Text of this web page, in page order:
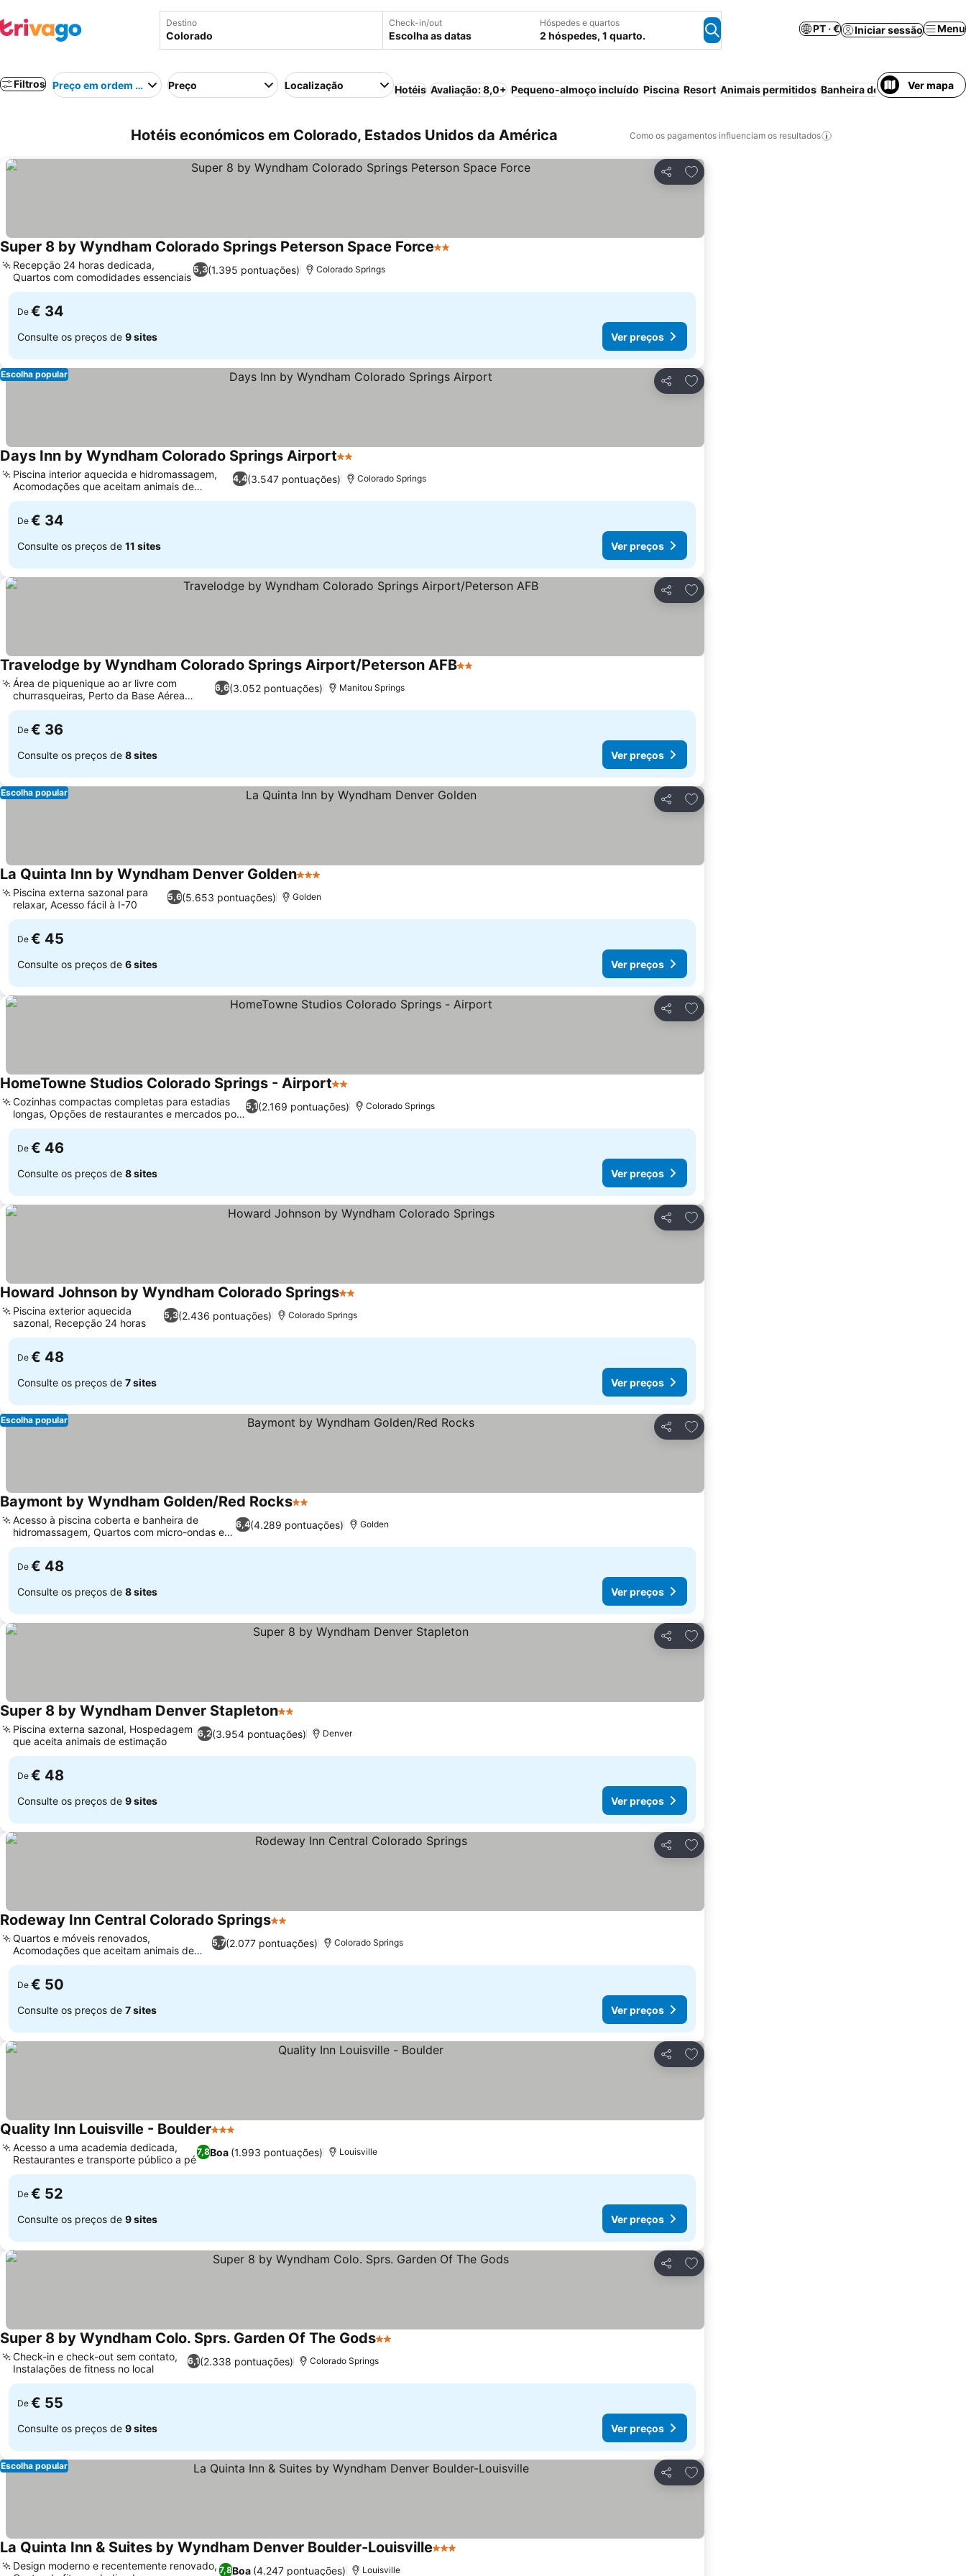
Destino Check-in/out
Escolha as datas
Hóspedes e quartos
2 hóspedes, 1 quarto.
PT · € Iniciar sessão Menu
Filtros Preço em ordem crescentePreço Localização Hotéis Avaliação: 8,0+ Pequeno-almoço incluído Piscina Resort Animais permitidos Banheira de hidromassagem
Ver mapa
Hotéis económicos em Colorado, Estados Unidos da América Como os pagamentos influenciam os resultados
Partilhar
Adicionar aos favoritos
Super 8 by Wyndham Colorado Springs Peterson Space Force2 Estrelas
5,3(1.395 pontuações)
Recepção 24 horas dedicada,
Quartos com comodidades essenciais
Colorado Springs
De € 34
Consulte os preços de 9 sites Ver preços
Partilhar
Adicionar aos favoritos
Escolha popular
Days Inn by Wyndham Colorado Springs Airport2 Estrelas
4,4(3.547 pontuações)
Piscina interior aquecida e hidromassagem,
Acomodações que aceitam animais de
estimação
Colorado Springs
De € 34
Consulte os preços de 11 sites Ver preços
Partilhar
Adicionar aos favoritos
Travelodge by Wyndham Colorado Springs Airport/Peterson AFB2 Estrelas
6,6(3.052 pontuações)
Área de piquenique ao ar livre com
churrasqueiras, Perto da Base Aérea
Peterson
Manitou Springs
De € 36
Consulte os preços de 8 sites Ver preços
Partilhar
Adicionar aos favoritos
Escolha popular
La Quinta Inn by Wyndham Denver Golden3 Estrelas
5,6(5.653 pontuações)
Piscina externa sazonal para
relaxar, Acesso fácil à I-70
Golden
De € 45
Consulte os preços de 6 sites Ver preços
Partilhar
Adicionar aos favoritos
HomeTowne Studios Colorado Springs - Airport2 Estrelas
5,1(2.169 pontuações)
Cozinhas compactas completas para estadias
longas, Opções de restaurantes e mercados por
perto
Colorado Springs
De € 46
Consulte os preços de 8 sites Ver preços
Partilhar
Adicionar aos favoritos
Howard Johnson by Wyndham Colorado Springs2 Estrelas
5,3(2.436 pontuações)
Piscina exterior aquecida
sazonal, Recepção 24 horas
Colorado Springs
De € 48
Consulte os preços de 7 sites Ver preços
Partilhar
Adicionar aos favoritos
Escolha popular
Baymont by Wyndham Golden/Red Rocks2 Estrelas
6,4(4.289 pontuações)
Acesso à piscina coberta e banheira de
hidromassagem, Quartos com micro-ondas e
geladeira
Golden
De € 48
Consulte os preços de 8 sites Ver preços
Partilhar
Adicionar aos favoritos
Super 8 by Wyndham Denver Stapleton2 Estrelas
6,2(3.954 pontuações)
Piscina externa sazonal, Hospedagem
que aceita animais de estimação
Denver
De € 48
Consulte os preços de 9 sites Ver preços
Partilhar
Adicionar aos favoritos
Rodeway Inn Central Colorado Springs2 Estrelas
5,7(2.077 pontuações)
Quartos e móveis renovados,
Acomodações que aceitam animais de
estimação
Colorado Springs
De € 50
Consulte os preços de 7 sites Ver preços
Partilhar
Adicionar aos favoritos
Quality Inn Louisville - Boulder3 Estrelas
7,8Boa (1.993 pontuações)
Acesso a uma academia dedicada,
Restaurantes e transporte público a pé
Louisville
De € 52
Consulte os preços de 9 sites Ver preços
Partilhar
Adicionar aos favoritos
Super 8 by Wyndham Colo. Sprs. Garden Of The Gods2 Estrelas
6,1(2.338 pontuações)
Check-in e check-out sem contato,
Instalações de fitness no local
Colorado Springs
De € 55
Consulte os preços de 9 sites Ver preços
Partilhar
Adicionar aos favoritos
Escolha popular
La Quinta Inn & Suites by Wyndham Denver Boulder-Louisville3 Estrelas
7,8Boa (4.247 pontuações)
Design moderno e recentemente renovado,
Louisville